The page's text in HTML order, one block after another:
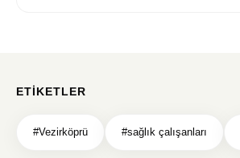
ETIKETLER
#Vezirköprü #sağlık çalışanları